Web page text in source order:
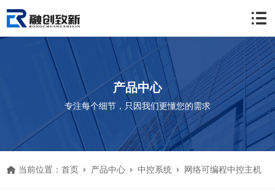
产品中心
专注每个细节，只因我们更懂您的需求
当前位置：首页 产品中心 中控系统 网络可编程中控主机